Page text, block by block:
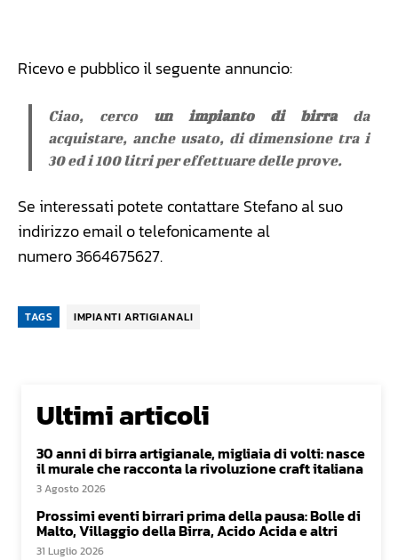
Ricevo e pubblico il seguente annuncio:
Ciao, cercoun impianto di birrada
acquistare, anche usato, di dimensione tra i
30 ed i 100 litri per effettuare delle prove.
Se interessati potete contattare Stefano al suo
indirizzo email o telefonicamente al
numero 3664675627.
TAGS IMPIANTI ARTIGIANALI
Ultimi articoli
30 anni di birra artigianale, migliaia di volti: nasce
il murale che racconta la rivoluzione craft italiana
3 Agosto 2026
Prossimi eventi birrari prima della pausa: Bolle di
Malto, Villaggio della Birra, Acido Acida e altri
31 Luglio 2026